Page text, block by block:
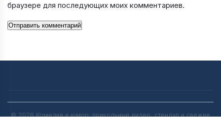
браузере для последующих моих комментариев.
Отправить комментарий
© 2026 Комедия и юмор: прикольные видео, стендап и свежие